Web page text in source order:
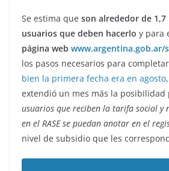
Se estima que son alrededor de
usuarios que deben hacerlo y para
página web www.argentina.gob.ar/
los pasos necesarios para
bien la primera fecha era en agosto
extendió un mes más la posibilidad
usuarios que reciben la tarifa social y
en el RASE se puedan anotar en el
nivel de subsidio que les